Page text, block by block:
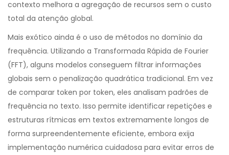
contexto melhora a agregação de recursos sem o custo
total da atenção global.
Mais exótico ainda é o uso de métodos no domínio da
frequência. Utilizando a Transformada Rápida de Fourier
(FFT), alguns modelos conseguem filtrar informações
globais sem o penalização quadrática tradicional. Em vez
de comparar token por token, eles analisam padrões de
frequência no texto. Isso permite identificar repetições e
estruturas rítmicas em textos extremamente longos de
forma surpreendentemente eficiente, embora exija
implementação numérica cuidadosa para evitar erros de